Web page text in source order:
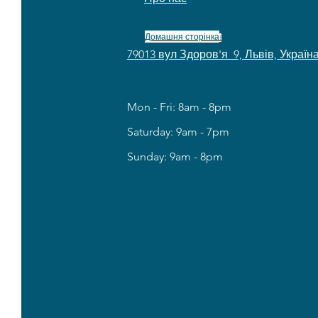
Домашня сторінка!
79013 вул Здоров'я 9, Львів,
Mon - Fri: 8am - 8pm
​​Saturday: 9am - 7pm
​Sunday: 9am - 8pm